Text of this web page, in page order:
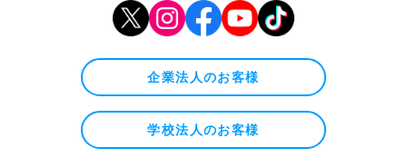
企業法人のお客様
学校法人のお客様